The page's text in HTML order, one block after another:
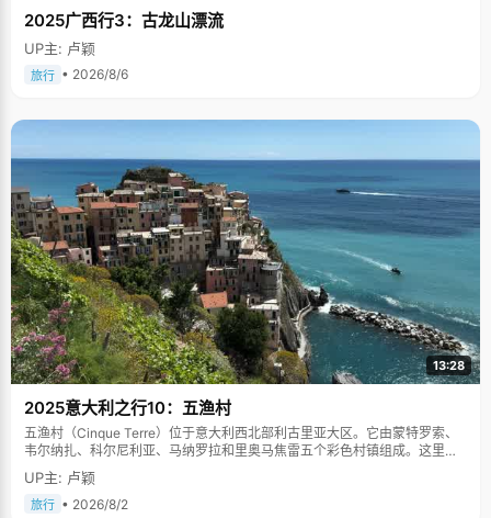
2025广西行3：古龙山漂流
UP主: 卢颖
旅行 • 2026/8/6
13:28
2025意大利之行10：五渔村
五渔村（Cinque Terre）位于意大利西北部利古里亚大区。它由蒙特罗索、
韦尔纳扎、科尔尼利亚、马纳罗拉和里奥马焦雷五个彩色村镇组成。这里依
山傍海，房屋色彩斑斓，1997年被列为世界文化遗产。
UP主: 卢颖
旅行 • 2026/8/2